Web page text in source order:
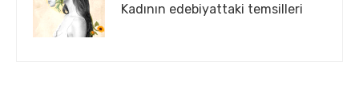
Kadının edebiyattaki temsilleri